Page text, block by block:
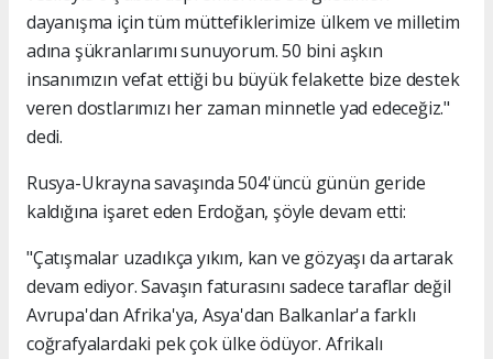
dayanışma için tüm müttefiklerimize ülkem ve milletim
adına şükranlarımı sunuyorum. 50 bini aşkın
insanımızın vefat ettiği bu büyük felakette bize destek
veren dostlarımızı her zaman minnetle yad edeceğiz."
dedi.
Rusya-Ukrayna savaşında 504'üncü günün geride
kaldığına işaret eden Erdoğan, şöyle devam etti:
"Çatışmalar uzadıkça yıkım, kan ve gözyaşı da artarak
devam ediyor. Savaşın faturasını sadece taraflar değil
Avrupa'dan Afrika'ya, Asya'dan Balkanlar'a farklı
coğrafyalardaki pek çok ülke ödüyor. Afrikalı